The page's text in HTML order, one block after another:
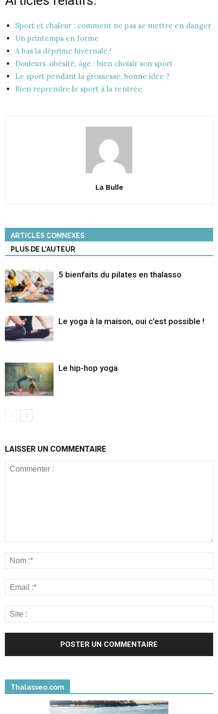
Sport et chaleur : comment ne pas se mettre en danger
Un printemps en forme
A bas la déprime hivernale !
Douleurs, obésité, âge : bien choisir son sport
Le sport pendant la grossesse, bonne idée ?
Bien reprendre le sport à la rentrée
La Bulle
ARTICLES CONNEXES
PLUS DE L'AUTEUR
5 bienfaits du pilates en thalasso
Le yoga à la maison, oui c’est possible !
Le hip-hop yoga
LAISSER UN COMMENTAIRE
Thalasseo.com